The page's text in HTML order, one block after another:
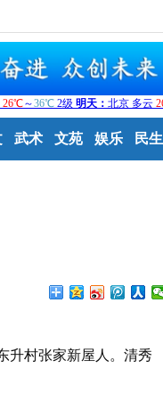
武术 文苑 娱乐 民生
村张家新屋人。清秀